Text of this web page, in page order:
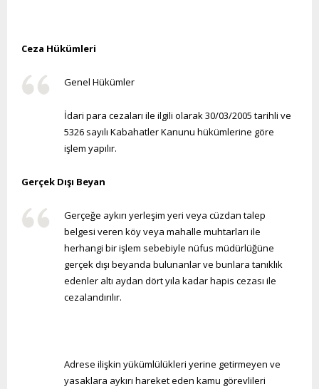
Ceza Hükümleri
Genel Hükümler
İdari para cezaları ile ilgili olarak 30/03/2005 tarihli ve
5326 sayılı Kabahatler Kanunu hükümlerine göre
işlem yapılır.
Gerçek Dışı Beyan
Gerçeğe aykırı yerleşim yeri veya cüzdan talep
belgesi veren köy veya mahalle muhtarları ile
herhangi bir işlem sebebiyle nüfus müdürlüğüne
gerçek dışı beyanda bulunanlar ve bunlara tanıklık
edenler altı aydan dört yıla kadar hapis cezası ile
cezalandırılır.
Adrese ilişkin yükümlülükleri yerine getirmeyen ve
yasaklara aykırı hareket eden kamu görevlileri